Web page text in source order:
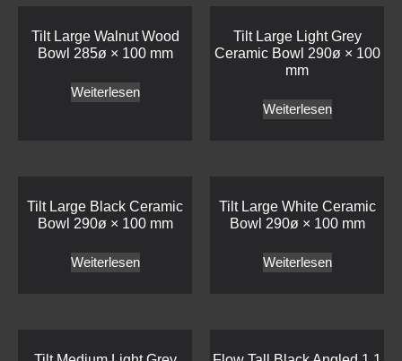
Tilt Large Walnut Wood
Bowl 285ø × 100 mm
Weiterlesen
Tilt Large Light Grey
Ceramic Bowl 290ø × 100
mm
Weiterlesen
Tilt Large Black Ceramic
Bowl 290ø × 100 mm
Weiterlesen
Tilt Large White Ceramic
Bowl 290ø × 100 mm
Weiterlesen